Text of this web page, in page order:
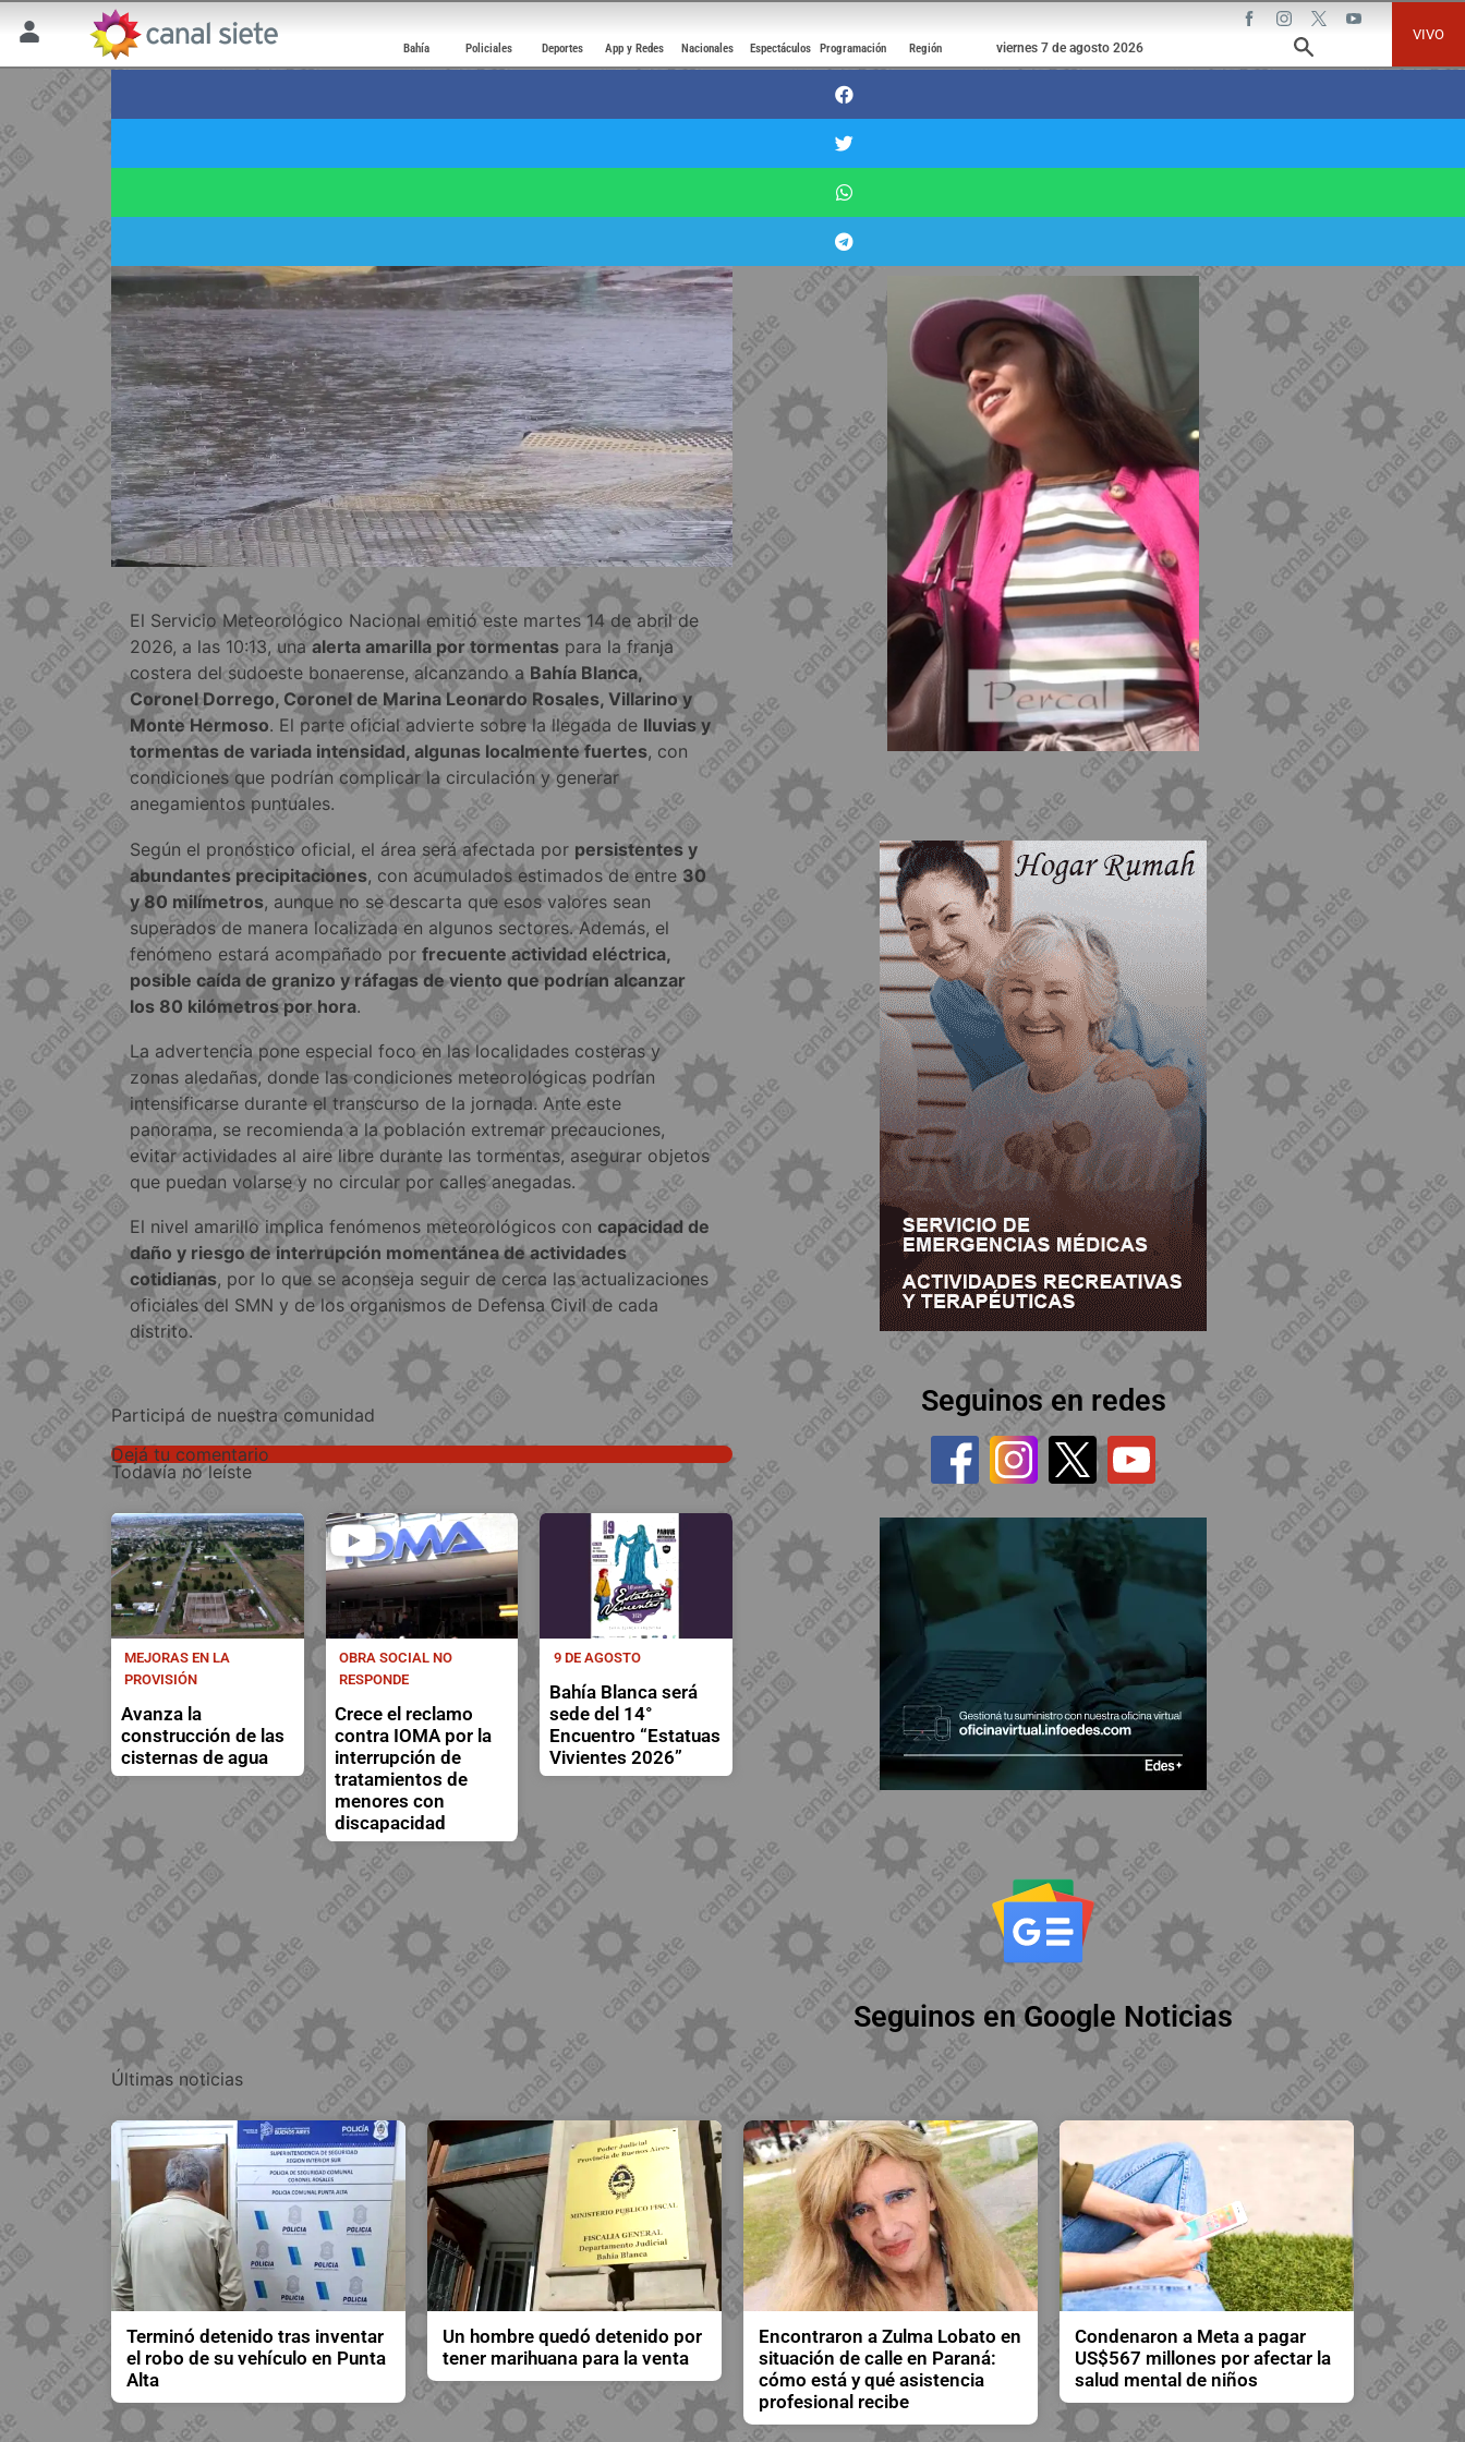
Bahía Policiales Deportes App y Redes Nacionales Espectáculos Programación Región viernes 7 de agosto 2026
VIVO
Emiten un alerta amarillo por tormentas para esta tarde
El Servicio Meteorológico Nacional emitió este martes 14 de abril de
2026, a las 10:13, unaalerta amarilla por tormentas para la franja
costera del sudoeste bonaerense, alcanzando a Bahía Blanca,
Coronel Dorrego, Coronel de Marina Leonardo Rosales, Villarino y
Monte Hermoso. El parte oficial advierte sobre la llegada de lluvias y
tormentas de variada intensidad, algunas localmente fuertes, con
condiciones que podrían complicar la circulación y generar
anegamientos puntuales.
Según el pronóstico oficial, el área será afectada por persistentes y
abundantes precipitaciones, con acumulados estimados de entre 30
y 80 milímetros, aunque no se descarta que esos valores sean
superados de manera localizada en algunos sectores. Además, el
fenómeno estará acompañado porfrecuente actividad eléctrica,
posible caída de granizo y ráfagas de viento que podrían alcanzar
los 80 kilómetros por hora.
La advertencia pone especial foco en las localidades costeras y
zonas aledañas, donde las condiciones meteorológicas podrían
intensificarse durante el transcurso de la jornada. Ante este
panorama, se recomienda a la población extremar precauciones,
evitar actividades al aire libre durante las tormentas, asegurar objetos
que puedan volarse y no circular por calles anegadas.
El nivel amarillo implica fenómenos meteorológicos concapacidad de
daño y riesgo de interrupción momentánea de actividades
cotidianas, por lo que se aconseja seguir de cerca las actualizaciones
oficiales del SMN y de los organismos de Defensa Civil de cada
distrito.
Participá de nuestra comunidad
Dejá tu comentario
Todavía no leíste
MEJORAS EN LA
PROVISIÓN
Avanza la
construcción de las
cisternas de agua
OBRA SOCIAL NO
RESPONDE
Crece el reclamo
contra IOMA por la
interrupción de
tratamientos de
menores con
discapacidad
9 DE AGOSTO
Bahía Blanca será
sede del 14°
Encuentro “Estatuas
Vivientes 2026”
Seguinos en redes
Seguinos en Google Noticias
Últimas noticias
Terminó detenido tras inventar
el robo de su vehículo en Punta
Alta
Un hombre quedó detenido por
tener marihuana para la venta
Encontraron a Zulma Lobato en
situación de calle en Paraná:
cómo está y qué asistencia
profesional recibe
Condenaron a Meta a pagar
US$567 millones por afectar la
salud mental de niños